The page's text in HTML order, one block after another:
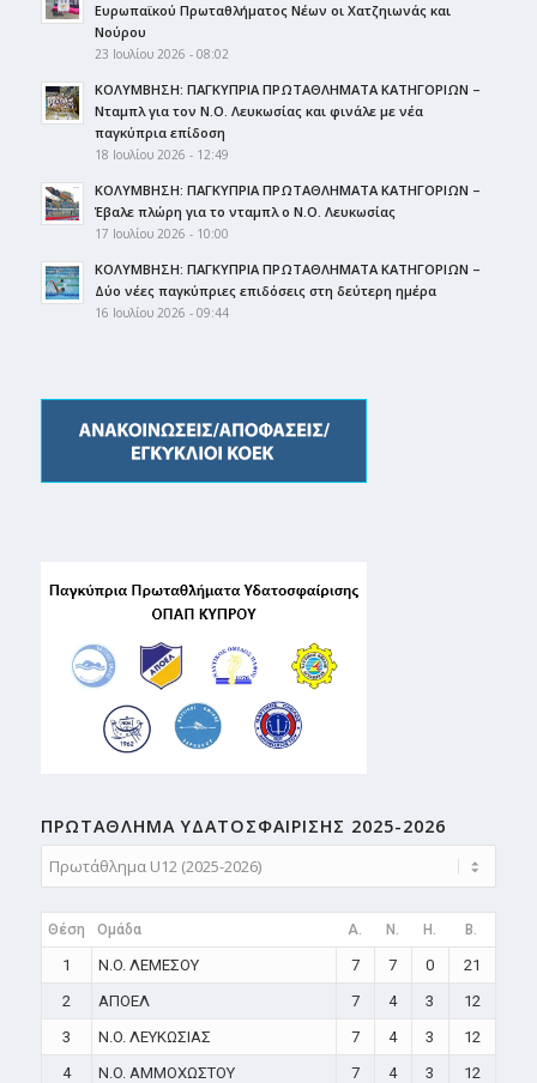
Ευρωπαϊκού Πρωταθλήματος Νέων οι Χατζηιωνάς και
Νούρου
23 Ιουλίου 2026 - 08:02
ΚΟΛΥΜΒΗΣΗ: ΠΑΓΚΥΠΡΙΑ ΠΡΩΤΑΘΛΗΜΑΤΑ ΚΑΤΗΓΟΡΙΩΝ –
Νταμπλ για τον Ν.Ο. Λευκωσίας και φινάλε με νέα
παγκύπρια επίδοση
18 Ιουλίου 2026 - 12:49
ΚΟΛΥΜΒΗΣΗ: ΠΑΓΚΥΠΡΙΑ ΠΡΩΤΑΘΛΗΜΑΤΑ ΚΑΤΗΓΟΡΙΩΝ –
Έβαλε πλώρη για το νταμπλ ο Ν.Ο. Λευκωσίας
17 Ιουλίου 2026 - 10:00
ΚΟΛΥΜΒΗΣΗ: ΠΑΓΚΥΠΡΙΑ ΠΡΩΤΑΘΛΗΜΑΤΑ ΚΑΤΗΓΟΡΙΩΝ –
Δύο νέες παγκύπριες επιδόσεις στη δεύτερη ημέρα
16 Ιουλίου 2026 - 09:44
ΠΡΩΤΑΘΛΗMA ΥΔΑΤΟΣΦΑΙΡΙΣΗΣ 2025-2026
Θέση Ομάδα A. N. H. B.
1 N.O. ΛΕΜΕΣΟΥ 7 7 0
21
2
ΑΠΟΕΛ 7 4 3
12
3
N.O. ΛΕΥΚΩΣΙΑΣ 7 4 3
12
4
N.O. ΑΜΜΟΧΩΣΤΟΥ 7 4 3
12